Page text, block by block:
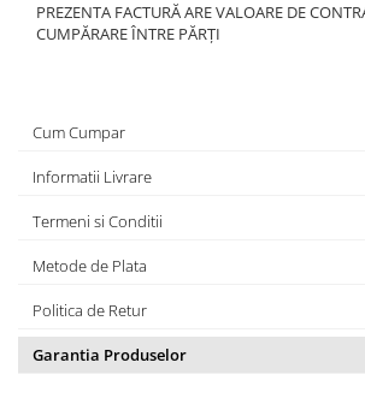
1.8.8. Cabluri ambreiaj și
1.8.9. Pompe ambreiaj
1.8.10. Volante
elastice
PREZENTA FACTURĂ ARE VALOARE DE
CUMPĂRARE ÎNTRE PĂRȚI
Cum Cumpar
Informatii Livrare
Termeni si Conditii
Metode de Plata
Politica de Retur
Garantia Produselor